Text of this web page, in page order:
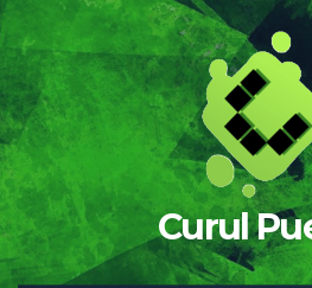
Saltar
al
contenido
Curul